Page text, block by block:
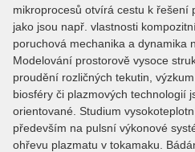
mikroprocesů otvírá cestu k řešení
jako jsou např. vlastnosti
poruchová mechanika a dynamika
Modelování prostorově vysoce
proudění rozličných tekutin,
biosféry či plazmových technologií
orientované. Studium
především na pulsní výkonové
ohřevu plazmatu v tokamaku.